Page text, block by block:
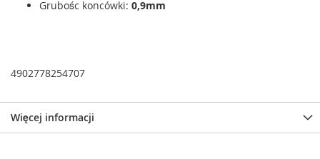
Grubośc koncówki: 0,9mm
4902778254707
Więcej informacji